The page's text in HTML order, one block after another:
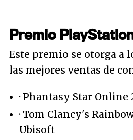
Premio
Este premio se otorga a
las mejores ventas de
· Phantasy Star Online
· Tom Clancy's
Ubisoft